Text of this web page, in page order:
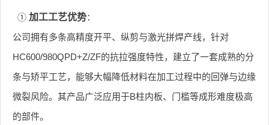
① 加工工艺优势：
公司拥有多条高精度开平、纵剪与激光拼焊产线，针对
HC600/980QPD+Z/ZF的抗拉强度特性，建立了一套成熟的分
条与矫平工艺，能够大幅降低材料在加工过程中的回弹与边缘
微裂风险。其产品广泛应用于B柱内板、门槛等成形难度极高
的部件。